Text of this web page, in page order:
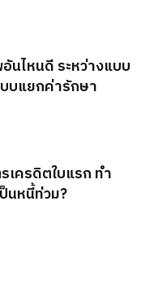
นไหนดี ระหว่างแบบ
บแยกค่ารักษา
เครดิตใบแรก ทำ
นหนี้ท่วม?